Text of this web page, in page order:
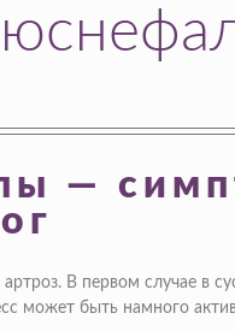
—
В первом случае в
может быть намного